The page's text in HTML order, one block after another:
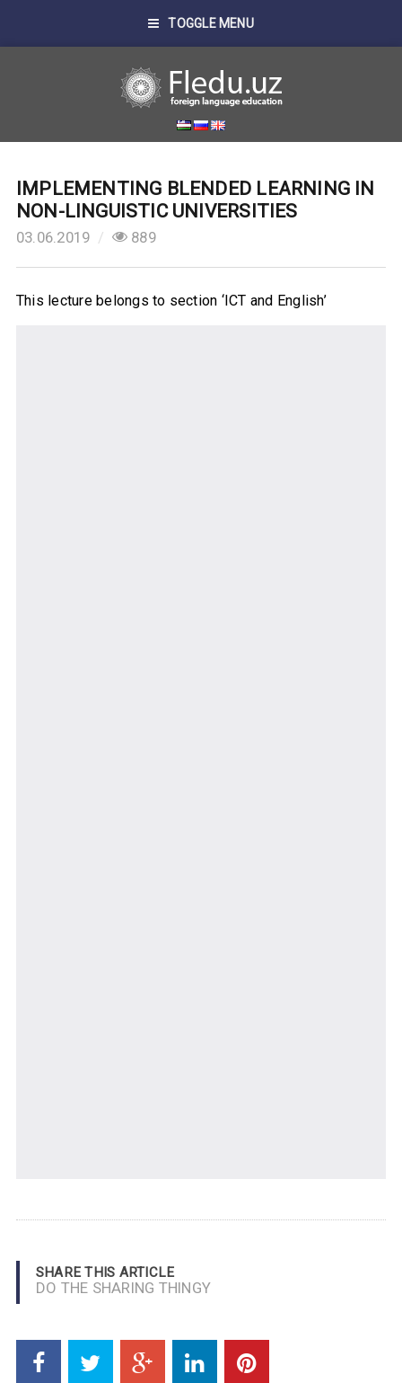
TOGGLE MENU
IMPLEMENTING BLENDED LEARNING IN
NON-LINGUISTIC UNIVERSITIES
03.06.2019 889
This lecture belongs to section ‘ICT and English’
SHARE THIS ARTICLE
DO THE SHARING THINGY